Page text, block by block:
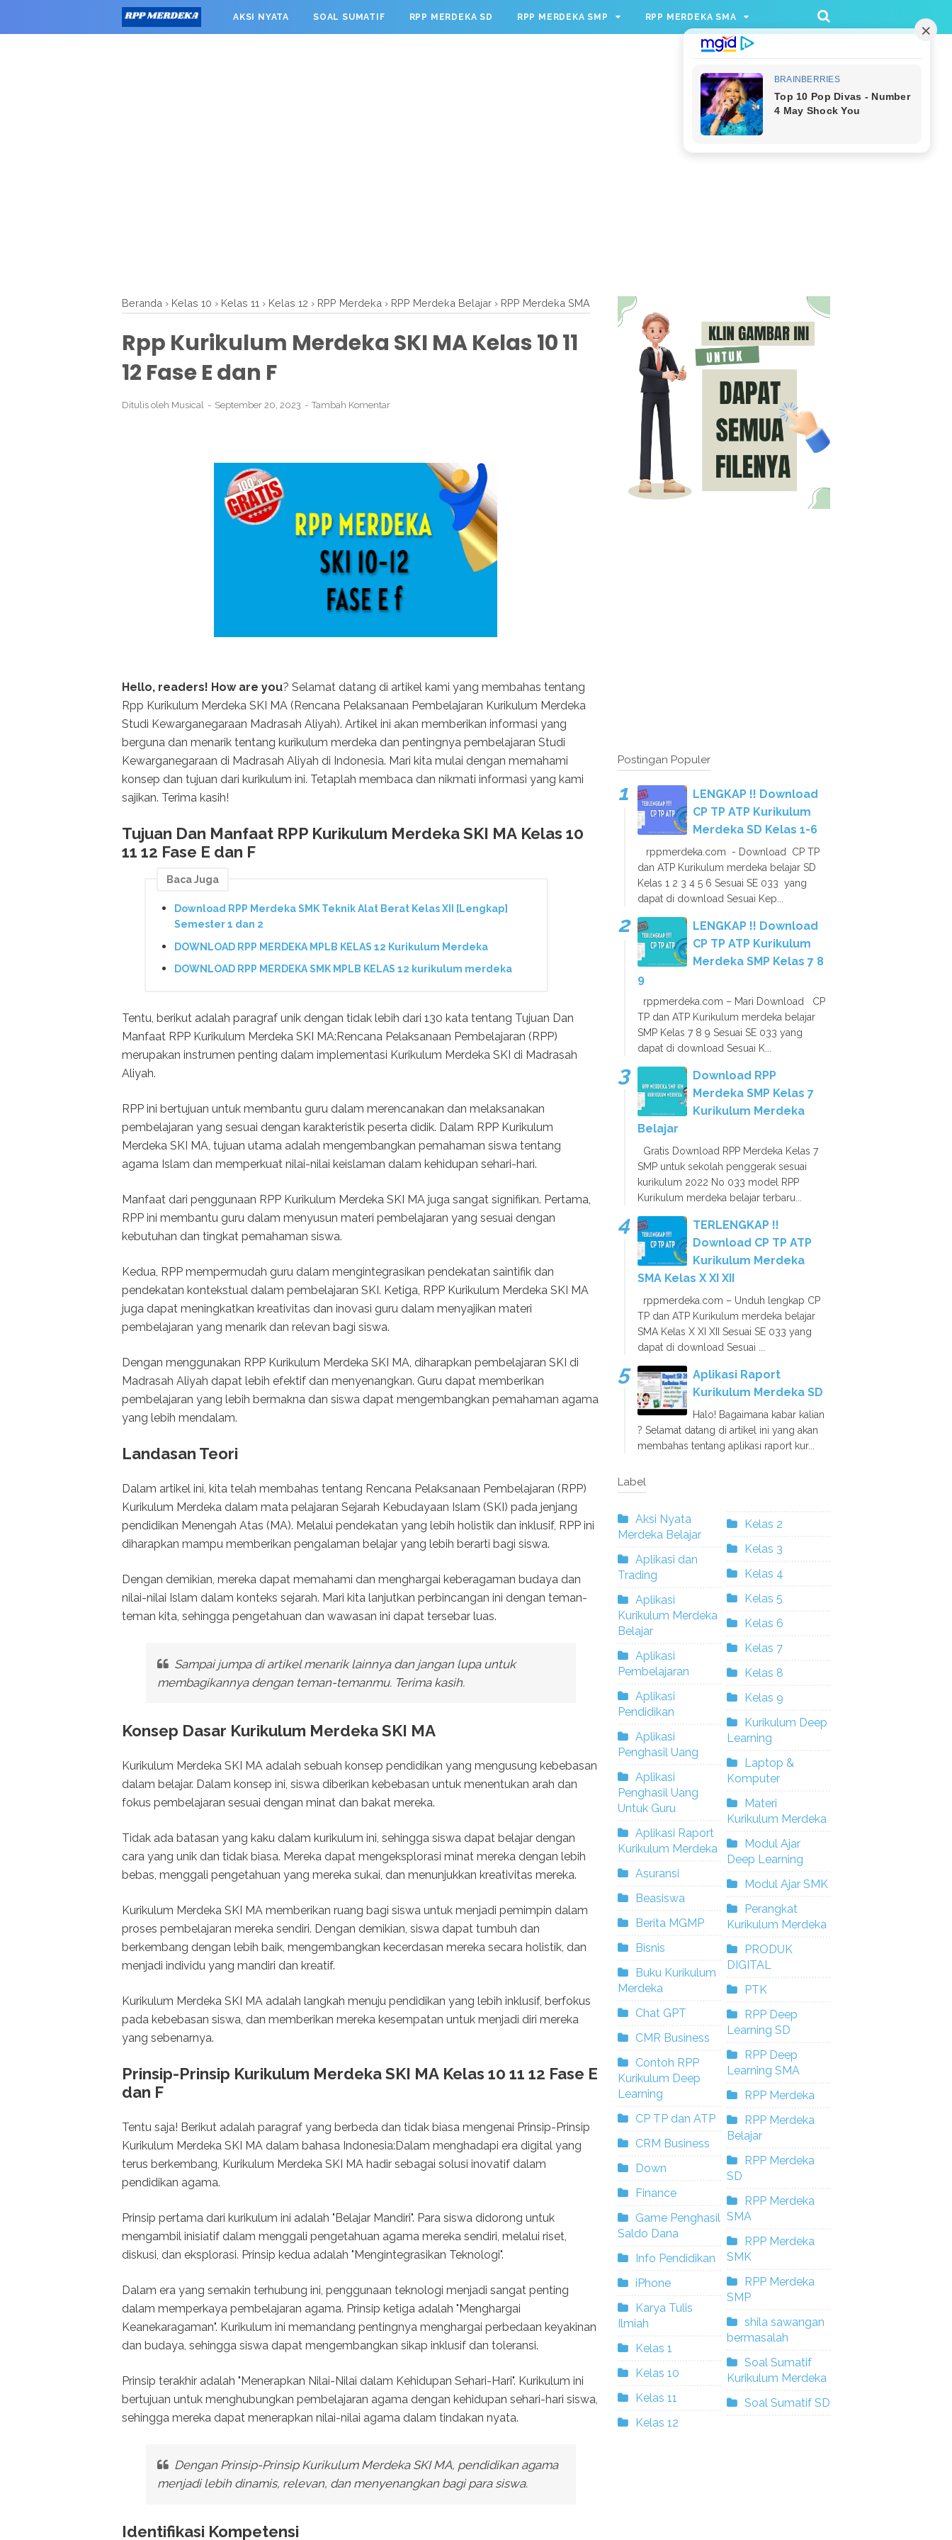
window.googletag = window.googletag || {cmd: []}; googletag.cmd.push(function() { googletag.defineSlot('/23209888932/rppmer', [336, 280], 'div-gpt-ad-1733174991559-
0').addService(googletag.pubads()); googletag.pubads().enableSingleRequest(); googletag.enableServices(); });
AKSI NYATA SOAL SUMATIF RPP MERDEKA SD RPP MERDEKA SMP RPP MERDEKA SMA
Beranda › Kelas 10 › Kelas 11 › Kelas 12 › RPP Merdeka › RPP Merdeka Belajar › RPP Merdeka SMA
Rpp Kurikulum Merdeka SKI MA Kelas 10 11
12 Fase E dan F
Ditulis oleh Musical September 20, 2023 Tambah Komentar
Hello, readers! How are you? Selamat datang di artikel kami yang membahas tentang
Rpp Kurikulum Merdeka SKI MA (Rencana Pelaksanaan Pembelajaran Kurikulum Merdeka
Studi Kewarganegaraan Madrasah Aliyah). Artikel ini akan memberikan informasi yang
berguna dan menarik tentang kurikulum merdeka dan pentingnya pembelajaran Studi
Kewarganegaraan di Madrasah Aliyah di Indonesia. Mari kita mulai dengan memahami
konsep dan tujuan dari kurikulum ini. Tetaplah membaca dan nikmati informasi yang kami
sajikan. Terima kasih!
Tujuan Dan Manfaat RPP Kurikulum Merdeka SKI MA Kelas 10
11 12 Fase E dan F
Baca Juga
Download RPP Merdeka SMK Teknik Alat Berat Kelas XII [Lengkap]
Semester 1 dan 2
DOWNLOAD RPP MERDEKA MPLB KELAS 12 Kurikulum Merdeka
DOWNLOAD RPP MERDEKA SMK MPLB KELAS 12 kurikulum merdeka
Tentu, berikut adalah paragraf unik dengan tidak lebih dari 130 kata tentang Tujuan Dan
Manfaat RPP Kurikulum Merdeka SKI MA:Rencana Pelaksanaan Pembelajaran (RPP)
merupakan instrumen penting dalam implementasi Kurikulum Merdeka SKI di Madrasah
Aliyah.
RPP ini bertujuan untuk membantu guru dalam merencanakan dan melaksanakan
pembelajaran yang sesuai dengan karakteristik peserta didik. Dalam RPP Kurikulum
Merdeka SKI MA, tujuan utama adalah mengembangkan pemahaman siswa tentang
agama Islam dan memperkuat nilai-nilai keislaman dalam kehidupan sehari-hari.
Manfaat dari penggunaan RPP Kurikulum Merdeka SKI MA juga sangat signifikan. Pertama,
RPP ini membantu guru dalam menyusun materi pembelajaran yang sesuai dengan
kebutuhan dan tingkat pemahaman siswa.
Kedua, RPP mempermudah guru dalam mengintegrasikan pendekatan saintifik dan
pendekatan kontekstual dalam pembelajaran SKI. Ketiga, RPP Kurikulum Merdeka SKI MA
juga dapat meningkatkan kreativitas dan inovasi guru dalam menyajikan materi
pembelajaran yang menarik dan relevan bagi siswa.
Dengan menggunakan RPP Kurikulum Merdeka SKI MA, diharapkan pembelajaran SKI di
Madrasah Aliyah dapat lebih efektif dan menyenangkan. Guru dapat memberikan
pembelajaran yang lebih bermakna dan siswa dapat mengembangkan pemahaman agama
yang lebih mendalam.
Landasan Teori
Dalam artikel ini, kita telah membahas tentang Rencana Pelaksanaan Pembelajaran (RPP)
Kurikulum Merdeka dalam mata pelajaran Sejarah Kebudayaan Islam (SKI) pada jenjang
pendidikan Menengah Atas (MA). Melalui pendekatan yang lebih holistik dan inklusif, RPP ini
diharapkan mampu memberikan pengalaman belajar yang lebih berarti bagi siswa.
Dengan demikian, mereka dapat memahami dan menghargai keberagaman budaya dan
nilai-nilai Islam dalam konteks sejarah. Mari kita lanjutkan perbincangan ini dengan teman-
teman kita, sehingga pengetahuan dan wawasan ini dapat tersebar luas.
Sampai jumpa di artikel menarik lainnya dan jangan lupa untuk
membagikannya dengan teman-temanmu. Terima kasih.
Konsep Dasar Kurikulum Merdeka SKI MA
Kurikulum Merdeka SKI MA adalah sebuah konsep pendidikan yang mengusung kebebasan
dalam belajar. Dalam konsep ini, siswa diberikan kebebasan untuk menentukan arah dan
fokus pembelajaran sesuai dengan minat dan bakat mereka.
Tidak ada batasan yang kaku dalam kurikulum ini, sehingga siswa dapat belajar dengan
cara yang unik dan tidak biasa. Mereka dapat mengeksplorasi minat mereka dengan lebih
bebas, menggali pengetahuan yang mereka sukai, dan menunjukkan kreativitas mereka.
Kurikulum Merdeka SKI MA memberikan ruang bagi siswa untuk menjadi pemimpin dalam
proses pembelajaran mereka sendiri. Dengan demikian, siswa dapat tumbuh dan
berkembang dengan lebih baik, mengembangkan kecerdasan mereka secara holistik, dan
menjadi individu yang mandiri dan kreatif.
Kurikulum Merdeka SKI MA adalah langkah menuju pendidikan yang lebih inklusif, berfokus
pada kebebasan siswa, dan memberikan mereka kesempatan untuk menjadi diri mereka
yang sebenarnya.
Prinsip-Prinsip Kurikulum Merdeka SKI MA Kelas 10 11 12 Fase E
dan F
Tentu saja! Berikut adalah paragraf yang berbeda dan tidak biasa mengenai Prinsip-Prinsip
Kurikulum Merdeka SKI MA dalam bahasa Indonesia:Dalam menghadapi era digital yang
terus berkembang, Kurikulum Merdeka SKI MA hadir sebagai solusi inovatif dalam
pendidikan agama.
Prinsip pertama dari kurikulum ini adalah "Belajar Mandiri". Para siswa didorong untuk
mengambil inisiatif dalam menggali pengetahuan agama mereka sendiri, melalui riset,
diskusi, dan eksplorasi. Prinsip kedua adalah "Mengintegrasikan Teknologi".
Dalam era yang semakin terhubung ini, penggunaan teknologi menjadi sangat penting
dalam memperkaya pembelajaran agama. Prinsip ketiga adalah "Menghargai
Keanekaragaman". Kurikulum ini memandang pentingnya menghargai perbedaan keyakinan
dan budaya, sehingga siswa dapat mengembangkan sikap inklusif dan toleransi.
Prinsip terakhir adalah "Menerapkan Nilai-Nilai dalam Kehidupan Sehari-Hari". Kurikulum ini
bertujuan untuk menghubungkan pembelajaran agama dengan kehidupan sehari-hari siswa,
sehingga mereka dapat menerapkan nilai-nilai agama dalam tindakan nyata.
Dengan Prinsip-Prinsip Kurikulum Merdeka SKI MA, pendidikan agama
menjadi lebih dinamis, relevan, dan menyenangkan bagi para siswa.
Identifikasi Kompetensi
Postingan Populer
LENGKAP !! Download
CP TP ATP Kurikulum
Merdeka SD Kelas 1-6
rppmerdeka.com - Download CP TP
dan ATP Kurikulum merdeka belajar SD
Kelas 1 2 3 4 5 6 Sesuai SE 033 yang
dapat di download Sesuai Kep...
LENGKAP !! Download
CP TP ATP Kurikulum
Merdeka SMP Kelas 7 8
9
rppmerdeka.com – Mari Download CP
TP dan ATP Kurikulum merdeka belajar
SMP Kelas 7 8 9 Sesuai SE 033 yang
dapat di download Sesuai K...
Download RPP
Merdeka SMP Kelas 7
Kurikulum Merdeka
Belajar
Gratis Download RPP Merdeka Kelas 7
SMP untuk sekolah penggerak sesuai
kurikulum 2022 No 033 model RPP
Kurikulum merdeka belajar terbaru...
TERLENGKAP !!
Download CP TP ATP
Kurikulum Merdeka
SMA Kelas X XI XII
rppmerdeka.com – Unduh lengkap CP
TP dan ATP Kurikulum merdeka belajar
SMA Kelas X XI XII Sesuai SE 033 yang
dapat di download Sesuai ...
Aplikasi Raport
Kurikulum Merdeka SD
Halo! Bagaimana kabar kalian
? Selamat datang di artikel ini yang akan
membahas tentang aplikasi raport kur...
Label
Aksi Nyata
Merdeka Belajar
Aplikasi dan
Trading
Aplikasi
Kurikulum Merdeka
Belajar
Aplikasi
Pembelajaran
Aplikasi
Pendidikan
Aplikasi
Penghasil Uang
Aplikasi
Penghasil Uang
Untuk Guru
Aplikasi Raport
Kurikulum Merdeka
Asuransi
Beasiswa
Berita MGMP
Bisnis
Buku Kurikulum
Merdeka
Chat GPT
CMR Business
Contoh RPP
Kurikulum Deep
Learning
CP TP dan ATP
CRM Business
Down
Finance
Game Penghasil
Saldo Dana
Info Pendidikan
iPhone
Karya Tulis
Ilmiah
Kelas 1
Kelas 10
Kelas 11
Kelas 12
Kelas 2
Kelas 3
Kelas 4
Kelas 5
Kelas 6
Kelas 7
Kelas 8
Kelas 9
Kurikulum Deep
Learning
Laptop &
Komputer
Materi
Kurikulum Merdeka
Modul Ajar
Deep Learning
Modul Ajar SMK
Perangkat
Kurikulum Merdeka
PRODUK
DIGITAL
PTK
RPP Deep
Learning SD
RPP Deep
Learning SMA
RPP Merdeka
RPP Merdeka
Belajar
RPP Merdeka
SD
RPP Merdeka
SMA
RPP Merdeka
SMK
RPP Merdeka
SMP
shila sawangan
bermasalah
Soal Sumatif
Kurikulum Merdeka
Soal Sumatif SD